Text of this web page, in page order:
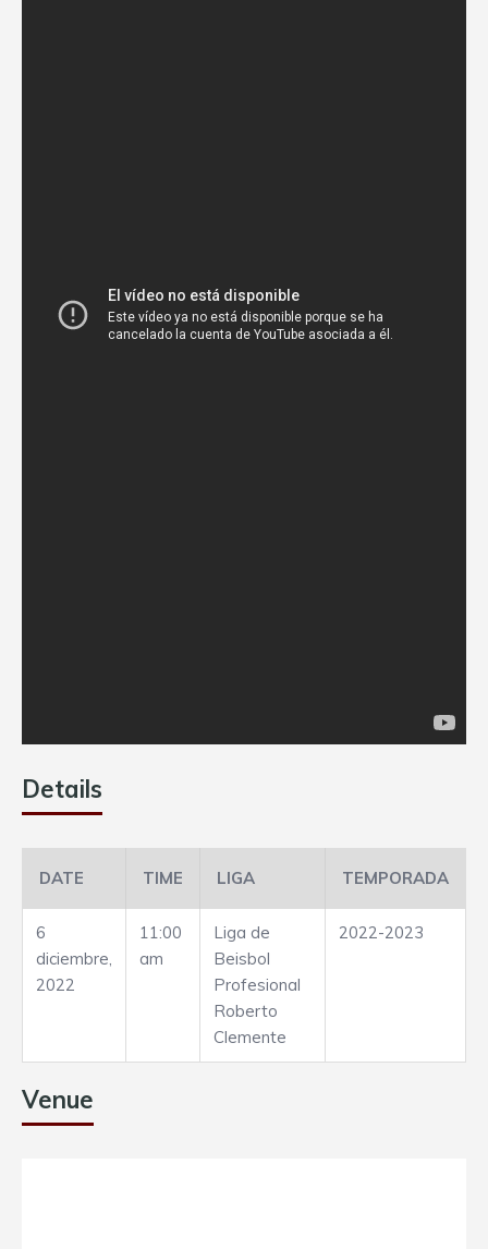
Details
DATE TIME LIGA TEMPORADA
6
diciembre,
2022
11:00
am
Liga de
Beisbol
Profesional
Roberto
Clemente
2022-2023
Venue